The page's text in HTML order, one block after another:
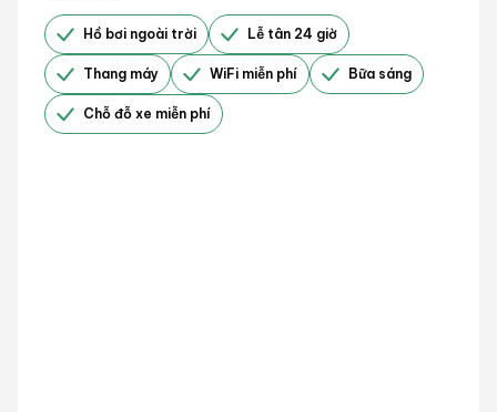
Hồ bơi ngoài trời Lễ tân 24 giờ
Thang máy WiFi miễn phí Bữa sáng
Chỗ đỗ xe miễn phí